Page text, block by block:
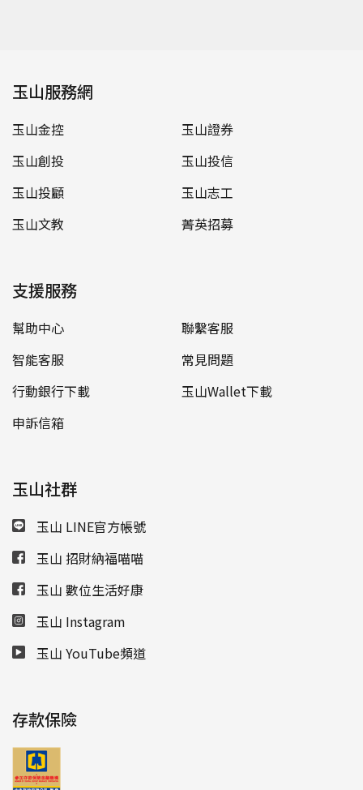
玉山服務網
玉山金控
玉山證券
玉山創投
玉山投信
玉山投顧
玉山志工
玉山文教
菁英招募
支援服務
幫助中心
聯繫客服
智能客服
常見問題
行動銀行下載
玉山Wallet下載
申訴信箱
玉山社群
玉山 LINE官方帳號
玉山 招財納福喵喵
玉山 數位生活好康
玉山 Instagram
玉山 YouTube頻道
存款保險